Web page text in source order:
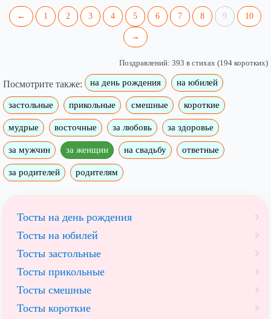
← 1 2 3 4 5 6 7 8 9 10
→
Поздравлений: 393 в стихах (194 коротких)
Посмотрите также: на день рождения на юбилей
застольные прикольные смешные короткие
мудрые восточные за любовь за здоровье
за мужчин за женщин на свадьбу ответные
за родителей родителям
Тосты на день рождения
Тосты на юбилей
Тосты застольные
Тосты прикольные
Тосты смешные
Тосты короткие